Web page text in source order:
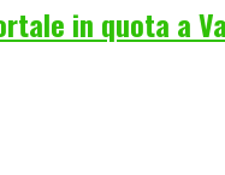
in quota a